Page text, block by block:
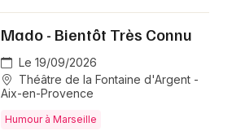
Mado - Bientôt Très Connu
Le 19/09/2026
Théâtre de la Fontaine d'Argent -
Aix-en-Provence
Humour à Marseille